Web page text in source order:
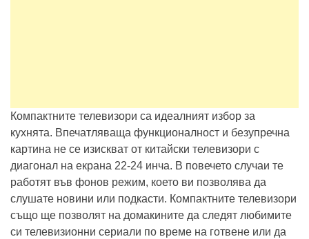
Компактните телевизори са идеалният избор за
кухнята. Впечатляваща функционалност и безупречна
картина не се изискват от китайски телевизори с
диагонал на екрана 22-24 инча. В повечето случаи те
работят във фонов режим, което ви позволява да
слушате новини или подкасти. Компактните телевизори
също ще позволят на домакините да следят любимите